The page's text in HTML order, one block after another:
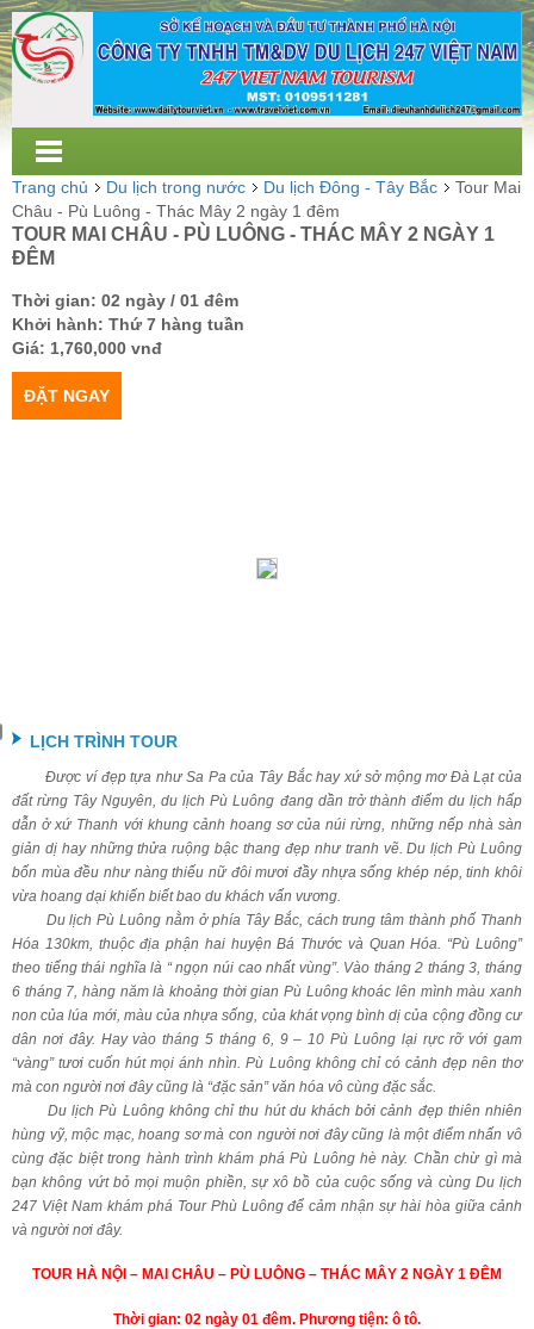
Trang chủ Du lịch trong nước Du lịch Đông - Tây Bắc
Tour Mai
Châu - Pù Luông - Thác Mây 2 ngày 1 đêm
TOUR MAI CHÂU - PÙ LUÔNG - THÁC MÂY 2 NGÀY 1
ĐÊM
Thời gian: 02 ngày / 01 đêm
Khởi hành: Thứ 7 hàng tuần
Giá: 1,760,000 vnđ
ĐẶT NGAY
LỊCH TRÌNH TOUR
Được ví đẹp tựa như Sa Pa của Tây Bắc hay xứ sở mộng mơ Đà Lạt của
đất rừng Tây Nguyên, du lịch Pù Luông đang dần trở thành điểm du lịch hấp
dẫn ở xứ Thanh với khung cảnh hoang sơ của núi rừng, những nếp nhà sàn
giản dị hay những thửa ruộng bậc thang đẹp như tranh vẽ. Du lịch Pù Luông
bốn mùa đều như nàng thiếu nữ đôi mươi đầy nhựa sống khép nép, tinh khôi
vừa hoang dại khiến biết bao du khách vấn vương.
Du lịch Pù Luông nằm ở phía Tây Bắc, cách trung tâm thành phố Thanh
Hóa 130km, thuộc địa phận hai huyện Bá Thước và Quan Hóa. “Pù Luông”
theo tiếng thái nghĩa là “ ngọn núi cao nhất vùng”. Vào tháng 2 tháng 3, tháng
6 tháng 7, hàng năm là khoảng thời gian Pù Luông khoác lên mình màu xanh
non của lúa mới, màu của nhựa sống, của khát vọng bình dị của cộng đồng cư
dân nơi đây. Hay vào tháng 5 tháng 6, 9 – 10 Pù Luông lại rực rỡ với gam
“vàng” tươi cuốn hút mọi ánh nhìn. Pù Luông không chỉ có cảnh đẹp nên thơ
mà con người nơi đây cũng là “đặc sản” văn hóa vô cùng đặc sắc.
Du lịch Pù Luông không chỉ thu hút du khách bởi cảnh đẹp thiên nhiên
hùng vỹ, mộc mạc, hoang sơ mà con người nơi đây cũng là một điểm nhấn vô
cùng đặc biệt trong hành trình khám phá Pù Luông hè này. Chần chừ gì mà
bạn không vứt bỏ mọi muộn phiền, sự xô bồ của cuộc sống và cùng Du lịch
247 Việt Nam khám phá Tour Phù Luông để cảm nhận sự hài hòa giữa cảnh
và người nơi đây.
TOUR HÀ NỘI – MAI CHÂU – PÙ LUÔNG – THÁC MÂY 2 NGÀY 1 ĐÊM
Thời gian: 02 ngày 01 đêm. Phương tiện: ô tô.